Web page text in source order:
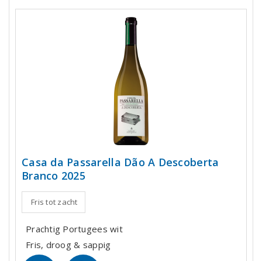
Casa da Passarella Dão A Descoberta
Branco 2025
Fris tot zacht
Prachtig Portugees wit
Fris, droog & sappig